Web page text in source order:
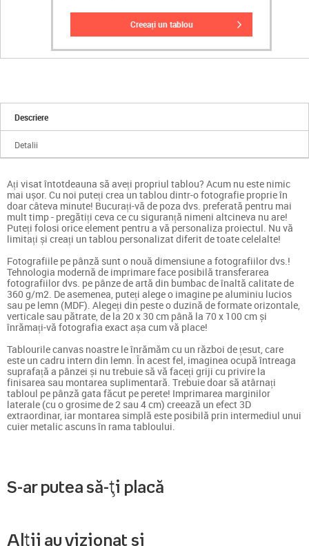
creeați un tablou
Descriere
Detalii
Ați visat întotdeauna să aveți propriul tablou? Acum nu este nimic
mai ușor. Cu noi puteți crea un tablou dintr-o fotografie proprie în
doar câteva minute! Bucurați-vă de poza dvs. preferată pentru mai
mult timp - pregătiți ceva ce cu siguranță nimeni altcineva nu are!
Puteți folosi orice element pentru a vă personaliza proiectul. Nu vă
limitați și creați un tablou personalizat diferit de toate celelalte!
Fotografiile pe pânză sunt o nouă dimensiune a fotografiilor dvs.!
Tehnologia modernă de imprimare face posibilă transferarea
fotografiilor dvs. pe pânze de artă din bumbac de înaltă calitate de
360 g/m2. De asemenea, puteți alege o imagine pe aluminiu lucios
sau pe lemn (MDF). Alegeți din peste o duzină de formate orizontale,
verticale sau pătrate, de la 20 x 30 cm până la 70 x 100 cm și
înrămați-vă fotografia exact așa cum vă place!
Tablourile canvas noastre le înrămăm cu un război de țesut, care
este un cadru intern din lemn. În acest fel, imaginea ocupă întreaga
suprafață a pânzei și nu trebuie să vă faceți griji cu privire la
finisarea sau montarea suplimentară. Trebuie doar să atârnați
tabloul pe pânză gata făcut pe perete! Imprimarea marginilor
laterale (cu o grosime de 2 sau 4 cm) creează un efect 3D
extraordinar, iar montarea simplă este posibilă prin intermediul unui
cuier metalic ascuns în rama tabloului.
S-ar putea să-ți placă
Alții au vizionat și